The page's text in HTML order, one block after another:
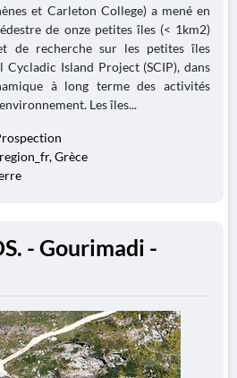
et Carleton College) a mené en
de onze petites îles (< 1km2)
de recherche sur les petites îles
Cycladic Island Project (SCIP), dans
à long terme des activités
Les îles...
Grèce
- Gourimadi -